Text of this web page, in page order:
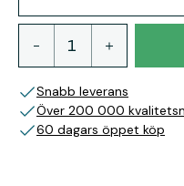
Snabb leverans
Över 200 000
60 dagars öppet köp